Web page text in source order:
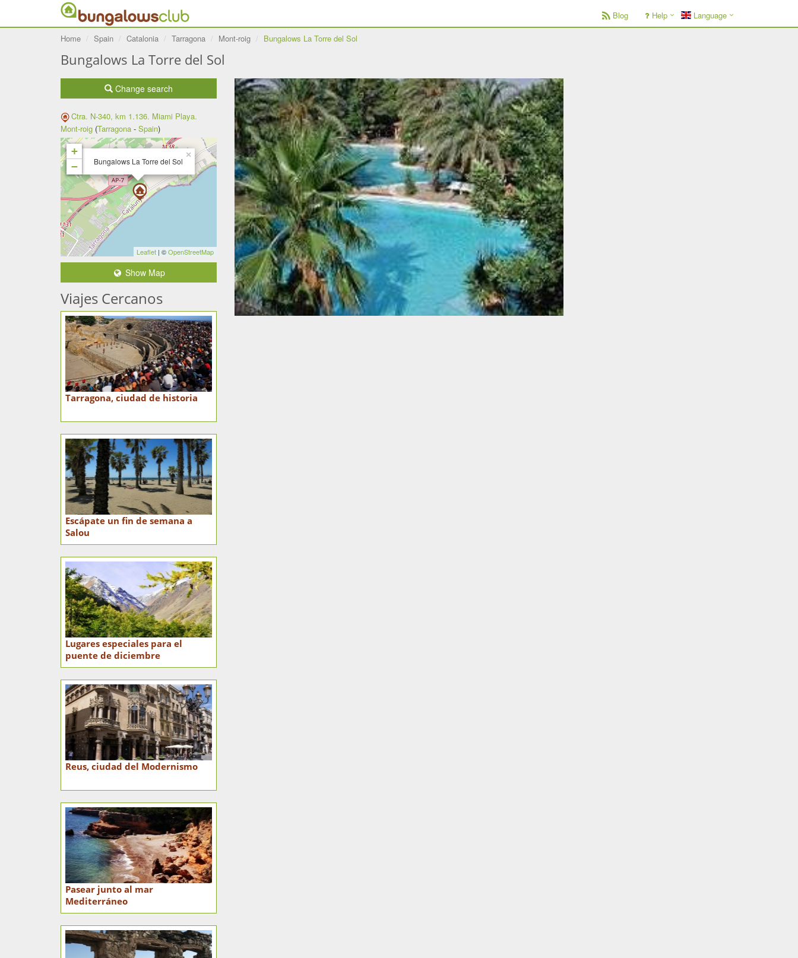
Blog Help Language
Home Spain Catalonia Tarragona Mont-roig Bungalows La Torre del Sol
Bungalows La Torre del Sol
Change search
Ctra. N-340, km 1.136. Miami Playa.
Mont-roig (Tarragona - Spain)
Bungalows La Torre del Sol
×
+
−
Leaflet| ©OpenStreetMap
Show Map
Viajes Cercanos
Tarragona, ciudad de historia
Escápate un fin de semana a
Salou
Lugares especiales para el
puente de diciembre
Reus, ciudad del Modernismo
Pasear junto al mar
Mediterráneo